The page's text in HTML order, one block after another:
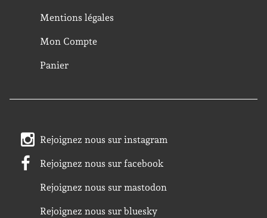
Mentions légales
Mon Compte
Panier
Rejoignez nous sur instagram
Rejoignez nous sur facebook
Rejoignez nous sur mastodon
Rejoignez nous sur bluesky